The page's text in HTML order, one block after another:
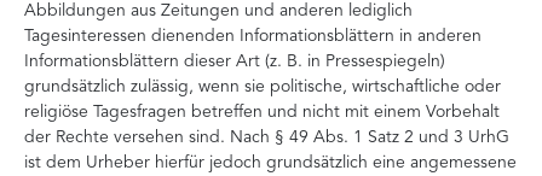
Abbildungen aus Zeitungen und anderen lediglich
Tagesinteressen dienenden Informationsblättern in anderen
Informationsblättern dieser Art (z. B. in Pressespiegeln)
grundsätzlich zulässig, wenn sie politische, wirtschaftliche oder
religiöse Tagesfragen betreffen und nicht mit einem Vorbehalt
der Rechte versehen sind. Nach § 49 Abs. 1 Satz 2 und 3 UrhG
ist dem Urheber hierfür jedoch grundsätzlich eine angemessene